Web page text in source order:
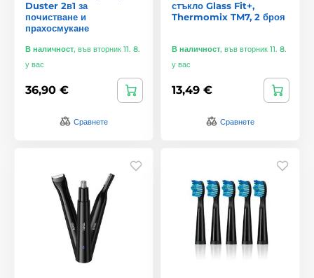
Duster 2в1 за
почистване и
прахосмукане
В наличност, във вторник 11. 8.
у вас
36,90 €
Сравнете
стъкло Glass Fit+,
Thermomix TM7, 2 броя
В наличност, във вторник 11. 8.
у вас
13,49 €
Сравнете